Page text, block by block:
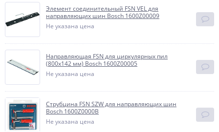
Элемент соединительный FSN VEL для
направляющих шин Bosch 1600Z00009
Не указана цена
Направляющая FSN для циркулярных пил
(800х142 мм) Bosch 1600Z00005
Не указана цена
Струбцина FSN SZW для направляющих шин
Bosch 1600Z0000B
Не указана цена